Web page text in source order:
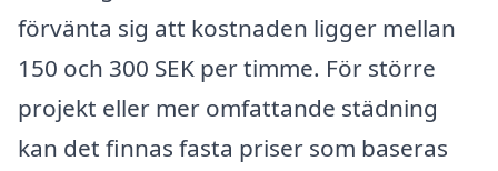
förvänta sig att kostnaden ligger mellan
150 och 300 SEK per timme. För större
projekt eller mer omfattande städning
kan det finnas fasta priser som baseras